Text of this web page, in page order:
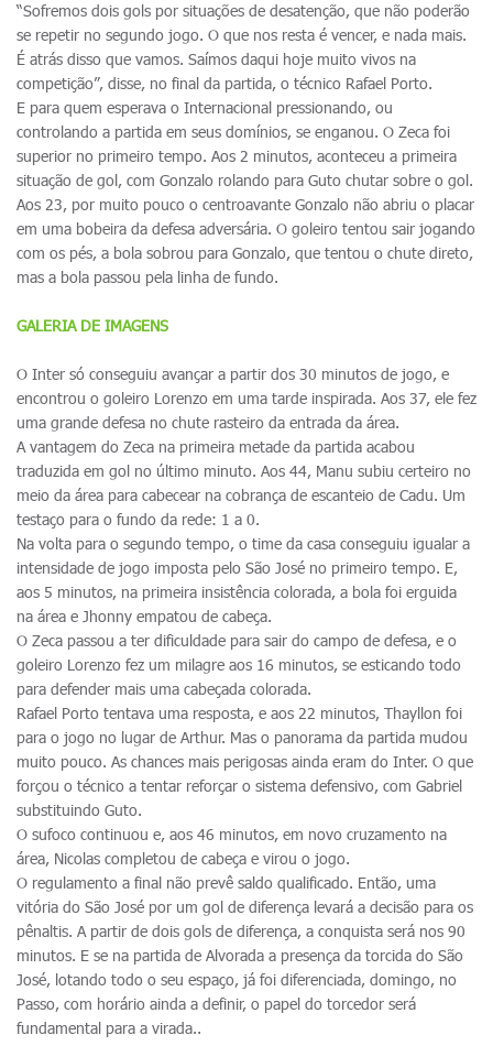
“Sofremos dois gols por situações de desatenção, que não poderão
se repetir no segundo jogo. O que nos resta é vencer, e nada mais.
É atrás disso que vamos. Saímos daqui hoje muito vivos na
competição”, disse, no final da partida, o técnico Rafael Porto.
E para quem esperava o Internacional pressionando, ou
controlando a partida em seus domínios, se enganou. O Zeca foi
superior no primeiro tempo. Aos 2 minutos, aconteceu a primeira
situação de gol, com Gonzalo rolando para Guto chutar sobre o gol.
Aos 23, por muito pouco o centroavante Gonzalo não abriu o placar
em uma bobeira da defesa adversária. O goleiro tentou sair jogando
com os pés, a bola sobrou para Gonzalo, que tentou o chute direto,
mas a bola passou pela linha de fundo.
GALERIA DE IMAGENS
O Inter só conseguiu avançar a partir dos 30 minutos de jogo, e
encontrou o goleiro Lorenzo em uma tarde inspirada. Aos 37, ele fez
uma grande defesa no chute rasteiro da entrada da área.
A vantagem do Zeca na primeira metade da partida acabou
traduzida em gol no último minuto. Aos 44, Manu subiu certeiro no
meio da área para cabecear na cobrança de escanteio de Cadu. Um
testaço para o fundo da rede: 1 a 0.
Na volta para o segundo tempo, o time da casa conseguiu igualar a
intensidade de jogo imposta pelo São José no primeiro tempo. E,
aos 5 minutos, na primeira insistência colorada, a bola foi erguida
na área e Jhonny empatou de cabeça.
O Zeca passou a ter dificuldade para sair do campo de defesa, e o
goleiro Lorenzo fez um milagre aos 16 minutos, se esticando todo
para defender mais uma cabeçada colorada.
Rafael Porto tentava uma resposta, e aos 22 minutos, Thayllon foi
para o jogo no lugar de Arthur. Mas o panorama da partida mudou
muito pouco. As chances mais perigosas ainda eram do Inter. O que
forçou o técnico a tentar reforçar o sistema defensivo, com Gabriel
substituindo Guto.
O sufoco continuou e, aos 46 minutos, em novo cruzamento na
área, Nicolas completou de cabeça e virou o jogo.
O regulamento a final não prevê saldo qualificado. Então, uma
vitória do São José por um gol de diferença levará a decisão para os
pênaltis. A partir de dois gols de diferença, a conquista será nos 90
minutos. E se na partida de Alvorada a presença da torcida do São
José, lotando todo o seu espaço, já foi diferenciada, domingo, no
Passo, com horário ainda a definir, o papel do torcedor será
fundamental para a virada..